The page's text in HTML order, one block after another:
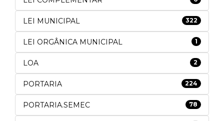
LEI MUNICIPAL 322
LEI ORGÂNICA MUNICIPAL 1
LOA 2
PORTARIA 224
PORTARIA.SEMEC 78